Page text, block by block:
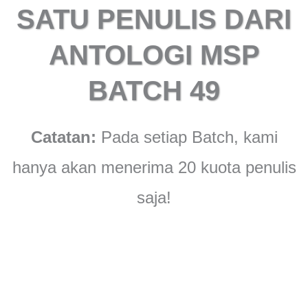
SATU PENULIS DARI
ANTOLOGI MSP
BATCH 49
Catatan: Pada setiap Batch, kami
hanya akan menerima 20 kuota penulis
saja!